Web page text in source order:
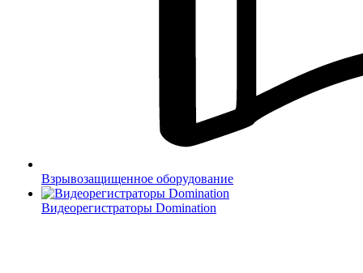
Взрывозащищенное оборудование
Видеорегистраторы Domination